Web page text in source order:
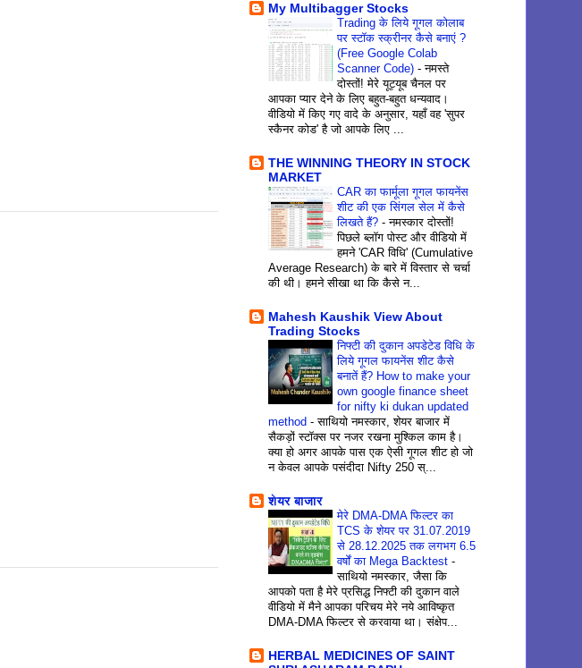
My Multibagger Stocks
Trading के लिये गूगल कोलाब
पर स्टॉक स्क्रीनर कैसे बनाएं ?
(Free Google Colab
Scanner Code) -नमस्ते
दोस्तों! मेरे यूट्यूब चैनल पर
आपका प्यार देने के लिए बहुत-बहुत धन्यवाद।
वीडियो में किए गए वादे के अनुसार, यहाँ वह 'सुपर
स्कैनर कोड' है जो आपके लिए ...
THE WINNING THEORY IN STOCK
MARKET
CAR का फार्मूला गूगल फायनेंस
शीट की एक सिंगल सेल में कैसे
लिखते हैं? -नमस्कार दोस्तों!
पिछले ब्लॉग पोस्ट और वीडियो में
हमने 'CAR विधि' (Cumulative
Average Research) के बारे में विस्तार से चर्चा
की थी। हमने सीखा था कि कैसे न...
Mahesh Kaushik View About
Trading Stocks
निफ्टी की दुकान अपडेटेड विधि के
लिये गूगल फायनेंस शीट कैसे
बनातें हैं? How to make your
own google finance sheet
for nifty ki dukan updated
method -साथियो नमस्कार, शेयर बाजार में
सैकड़ों स्टॉक्स पर नजर रखना मुश्किल काम है।
क्या हो अगर आपके पास एक ऐसी गूगल शीट हो जो
न केवल आपके पसंदीदा Nifty 250 स्...
शेयर बाजार
मेरे DMA-DMA फिल्टर का
TCS के शेयर पर 31.07.2019
से 28.12.2025 तक लगभग 6.5
वर्षों का Mega Backtest -
साथियो नमस्कार, जैसा कि
आपको पता है मेरे प्रसिद्ध निफ्टी की दुकान वाले
वीडियो में मैने आपका परिचय मेरे नये आविष्कृत
DMA-DMA फिल्टर से करवाया था। संक्षेप...
HERBAL MEDICINES OF SAINT